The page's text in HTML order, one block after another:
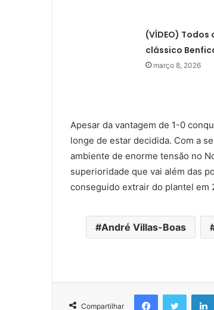
(VÍDEO) Todos
clássico
março 8, 2026
Apesar da vantagem de 1-0
longe de estar decidida. Com a
ambiente de enorme tensão no
superioridade que vai além das
conseguido extrair do plantel em
André Villas-Boas
Compartilhar
FacebookTwitter